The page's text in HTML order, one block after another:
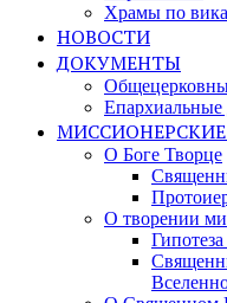
Храмы по
НОВОСТИ
ДОКУМЕНТЫ
О Боге Творце
О творении